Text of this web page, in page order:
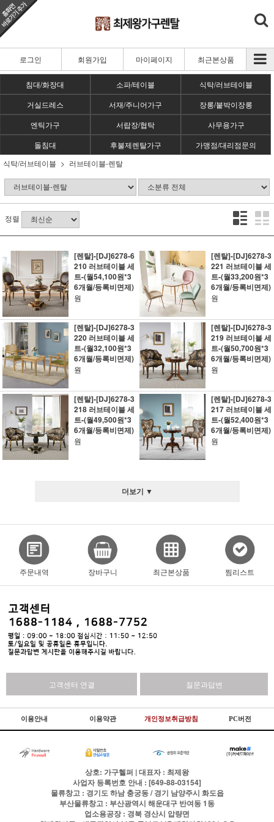
로그인 회원가입 마이페이지 최근본상품
침대/화장대 소파/테이블
식탁/러브테이블
거실드레스
서재/주니어가구
장롱/붙박이장롱
엔틱가구
서랍장/협탁
사무용가구
돌침대
후불제렌탈가구
가맹점/대리점문의
식탁/러브테이블
러브테이블-렌탈
정렬
[렌탈]-[DJ]6278-6
210 러브테이블 세
트-(월54,100원*3
6개월/등록비면제)
원
[렌탈]-[DJ]6278-3
221 러브테이블 세
트-(월33,200원*3
6개월/등록비면제)
원
[렌탈]-[DJ]6278-3
220 러브테이블 세
트-(월32,100원*3
6개월/등록비면제)
원
[렌탈]-[DJ]6278-3
219 러브테이블 세
트-(월50,700원*3
6개월/등록비면제)
원
[렌탈]-[DJ]6278-3
218 러브테이블 세
트-(월49,500원*3
6개월/등록비면제)
원
[렌탈]-[DJ]6278-3
217 러브테이블 세
트-(월52,400원*3
6개월/등록비면제)
원
더보기 ▼
주문내역 장바구니 최근본상품 찜리스트
고객센터 연결 질문과답변
이용안내 이용약관 개인정보취급방침 PC버전
상호: 가구헬퍼 | 대표자 : 최제왕
사업자 등록번호 안내 : [649-88-03154]
물류창고 : 경기도 하남 충궁동 / 경기 남양주시 화도읍
부산물류창고 : 부산광역시 해운대구 반여동 1동
업소용공장 : 경북 경산시 압량면